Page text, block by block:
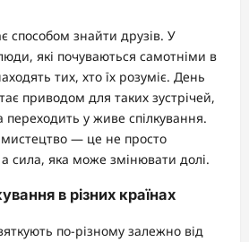
способом знайти друзів. У
які почуваються самотніми в
тих, хто їх розуміє. День
приводом для таких зустрічей,
у живе спілкування.
— це не просто
сила, яка може змінювати долі.
в різних країнах
по-різному залежно від